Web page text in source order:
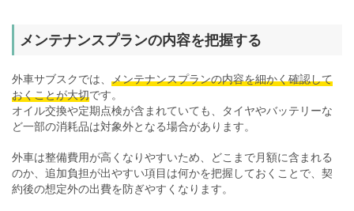
メンテナンスプランの内容を把握する
外車サブスクでは、 メンテナンスプランの内容を細かく確認して
おくことが大切です。
オイル交換や定期点検が含まれていても、タイヤやバッテリーな
ど一部の消耗品は対象外となる場合があります。
外車は整備費用が高くなりやすいため、どこまで月額に含まれる
のか、追加負担が出やすい項目は何かを把握しておくことで、契
約後の想定外の出費を防ぎやすくなります。